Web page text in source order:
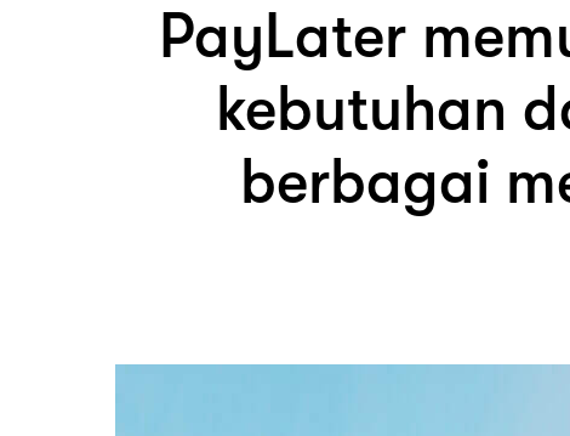
PayLater
kebutuhan
berbagai